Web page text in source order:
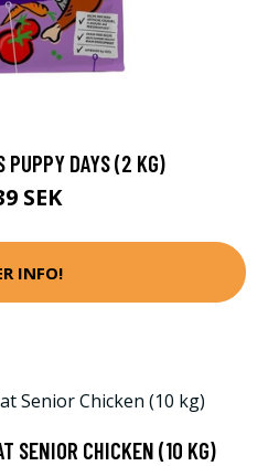
PUPPY DAYS (2 KG)
SEK
INFO!
SENIOR CHICKEN (10 KG)